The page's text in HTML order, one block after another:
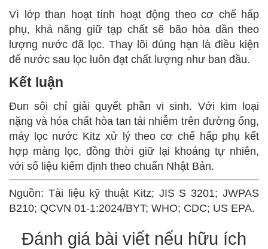
Vì lớp than hoạt tính hoạt động theo cơ chế hấp
phụ, khả năng giữ tạp chất sẽ bão hòa dần theo
lượng nước đã lọc. Thay lõi đúng hạn là điều kiện
để nước sau lọc luôn đạt chất lượng như ban đầu.
Kết luận
Đun sôi chỉ giải quyết phần vi sinh. Với kim loại
nặng và hóa chất hòa tan tái nhiễm trên đường ống,
máy lọc nước Kitz xử lý theo cơ chế hấp phụ kết
hợp màng lọc, đồng thời giữ lại khoáng tự nhiên,
với số liệu kiểm định theo chuẩn Nhật Bản.
Nguồn: Tài liệu kỹ thuật Kitz; JIS S 3201; JWPAS
B210; QCVN 01-1:2024/BYT; WHO; CDC; US EPA.
Đánh giá bài viết nếu hữu ích